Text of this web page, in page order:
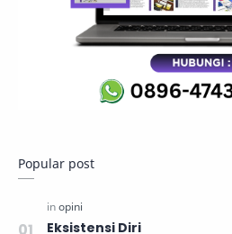
Popular post
Eksistensi Diri